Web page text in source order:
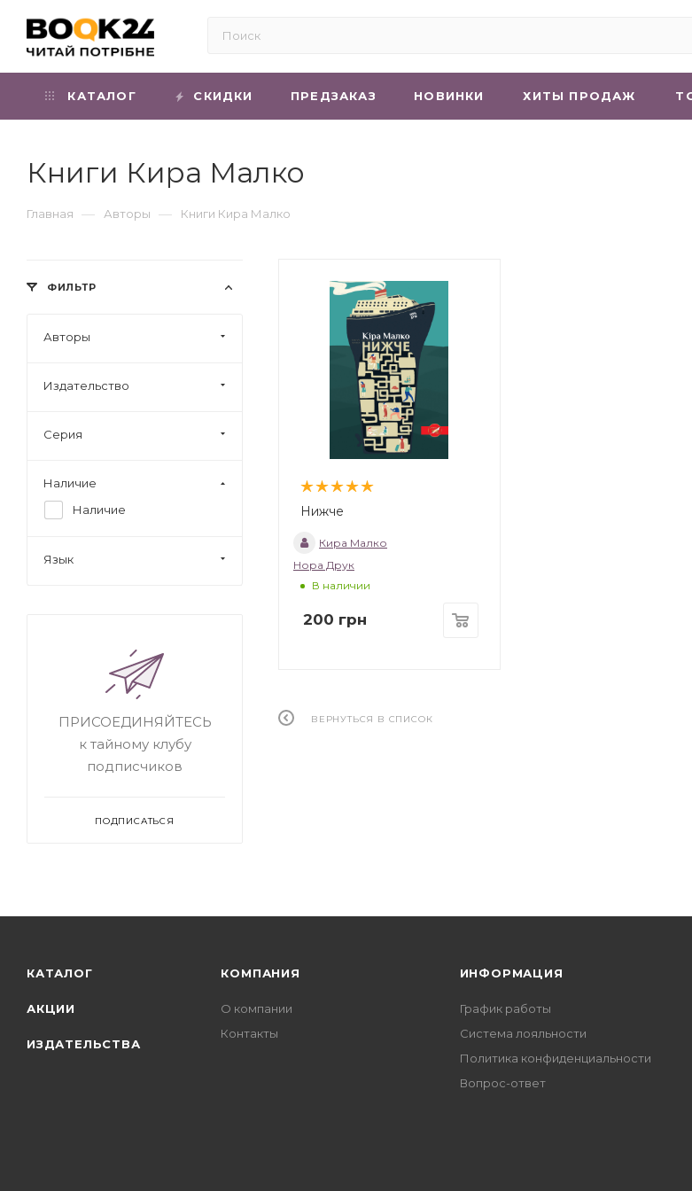
КАТАЛОГ СКИДКИ ПРЕДЗАКАЗ НОВИНКИ ХИТЫ ПРОДАЖ
Книги Кира Малко
Главная — Авторы — Книги Кира Малко
Нижче
Кира Малко
Нора Друк
В наличии
200 грн
ВЕРНУТЬСЯ В СПИСОК
ФИЛЬТР
Авторы
Издательство
Серия
Наличие
Наличие
Язык
ПРИСОЕДИНЯЙТЕСЬ
к тайному клубу
подписчиков
ПОДПИСАТЬСЯ
КАТАЛОГ
АКЦИИ
ИЗДАТЕЛЬСТВА
КОМПАНИЯ
О компании
Контакты
ИНФОРМАЦИЯ
График работы
Система лояльности
Политика конфиденциальности
Вопрос-ответ